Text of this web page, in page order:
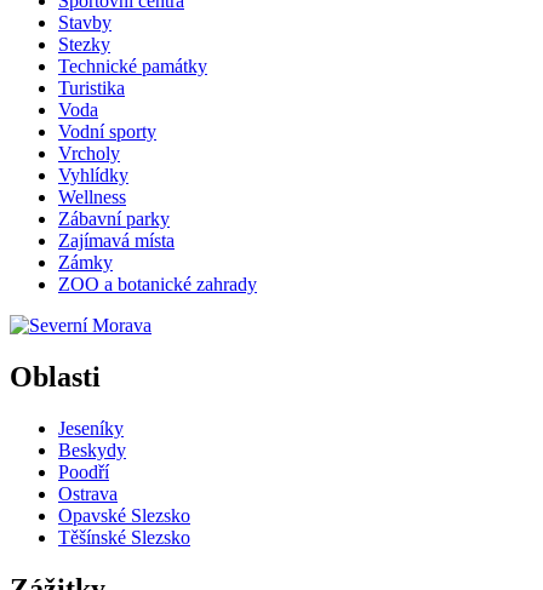
Stavby
Stezky
Technické památky
Turistika
Voda
Vodní sporty
Vrcholy
Vyhlídky
Wellness
Zábavní parky
Zajímavá místa
Zámky
ZOO a botanické zahrady
Oblasti
Jeseníky
Beskydy
Poodří
Ostrava
Opavské Slezsko
Těšínské Slezsko